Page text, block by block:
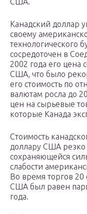
Канадский доллар
своему
технологического
сосредоточен в
2002 года его цена
США, что было
его стоимость по
валютам росла до
цен на сырьевые
которые Канада
Стоимость
доллару США резко
сохраняющейся
слабости
Во время торгов 20
США был равен
года.